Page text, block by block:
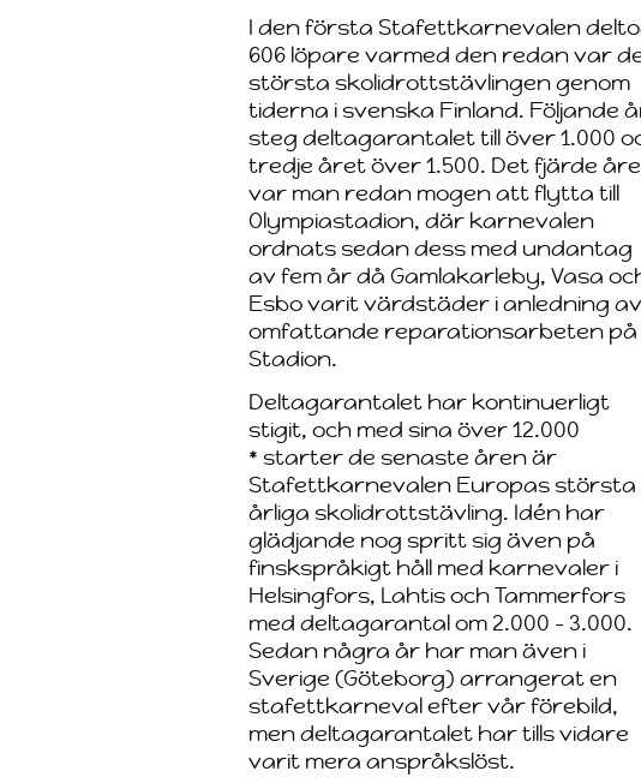
I den första Stafettkarnevalen
606 löpare varmed den redan var
största skolidrottstävlingen genom
tiderna i svenska Finland. Följande
steg deltagarantalet till över 1.000
tredje året över 1.500. Det fjärde
var man redan mogen att flytta till
Olympiastadion, där karnevalen
ordnats sedan dess med undantag
av fem år då Gamlakarleby, Vasa
Esbo varit värdstäder i anledning av
omfattande reparationsarbeten på
Stadion.
Deltagarantalet har kontinuerligt
stigit, och med sina över 12.000
* starter de senaste åren är
Stafettkarnevalen Europas största
årliga skolidrottstävling. Idén har
glädjande nog spritt sig även på
finskspråkigt håll med karnevaler i
Helsingfors, Lahtis och Tammerfors
med deltagarantal om 2.000 - 3.000.
Sedan några år har man även i
Sverige (Göteborg) arrangerat en
stafettkarneval efter vår förebild,
men deltagarantalet har tills vidare
varit mera anspråkslöst.